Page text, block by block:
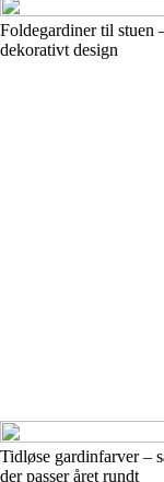
Foldegardiner til stuen
dekorativt design
Tidløse gardinfarver –
der passer året rundt